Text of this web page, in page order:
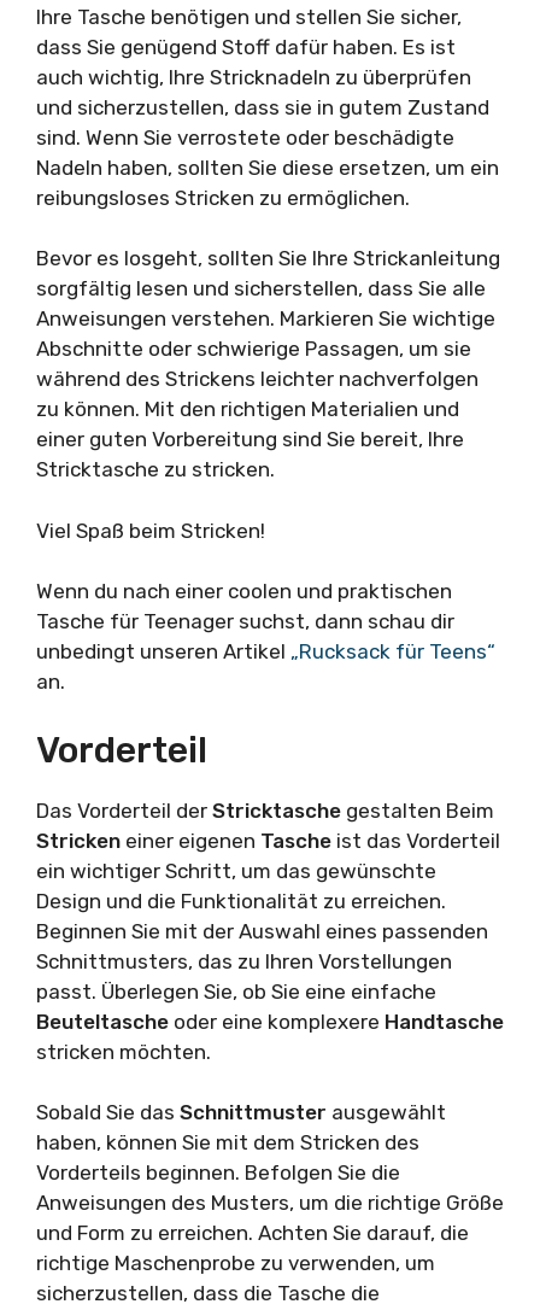
Ihre Tasche benötigen und stellen Sie sicher,
dass Sie genügend Stoff dafür haben. Es ist
auch wichtig, Ihre Stricknadeln zu überprüfen
und sicherzustellen, dass sie in gutem Zustand
sind. Wenn Sie verrostete oder beschädigte
Nadeln haben, sollten Sie diese ersetzen, um ein
reibungsloses Stricken zu ermöglichen.
Bevor es losgeht, sollten Sie Ihre Strickanleitung
sorgfältig lesen und sicherstellen, dass Sie alle
Anweisungen verstehen. Markieren Sie wichtige
Abschnitte oder schwierige Passagen, um sie
während des Strickens leichter nachverfolgen
zu können. Mit den richtigen Materialien und
einer guten Vorbereitung sind Sie bereit, Ihre
Stricktasche zu stricken.
Viel Spaß beim Stricken!
Wenn du nach einer coolen und praktischen
Tasche für Teenager suchst, dann schau dir
unbedingt unseren Artikel „Rucksack für Teens“
an.
Vorderteil
Das Vorderteil der Stricktasche gestalten Beim
Stricken einer eigenen Tasche ist das Vorderteil
ein wichtiger Schritt, um das gewünschte
Design und die Funktionalität zu erreichen.
Beginnen Sie mit der Auswahl eines passenden
Schnittmusters, das zu Ihren Vorstellungen
passt. Überlegen Sie, ob Sie eine einfache
Beuteltasche oder eine komplexere Handtasche
stricken möchten.
Sobald Sie das Schnittmuster ausgewählt
haben, können Sie mit dem Stricken des
Vorderteils beginnen. Befolgen Sie die
Anweisungen des Musters, um die richtige Größe
und Form zu erreichen. Achten Sie darauf, die
richtige Maschenprobe zu verwenden, um
sicherzustellen, dass die Tasche die